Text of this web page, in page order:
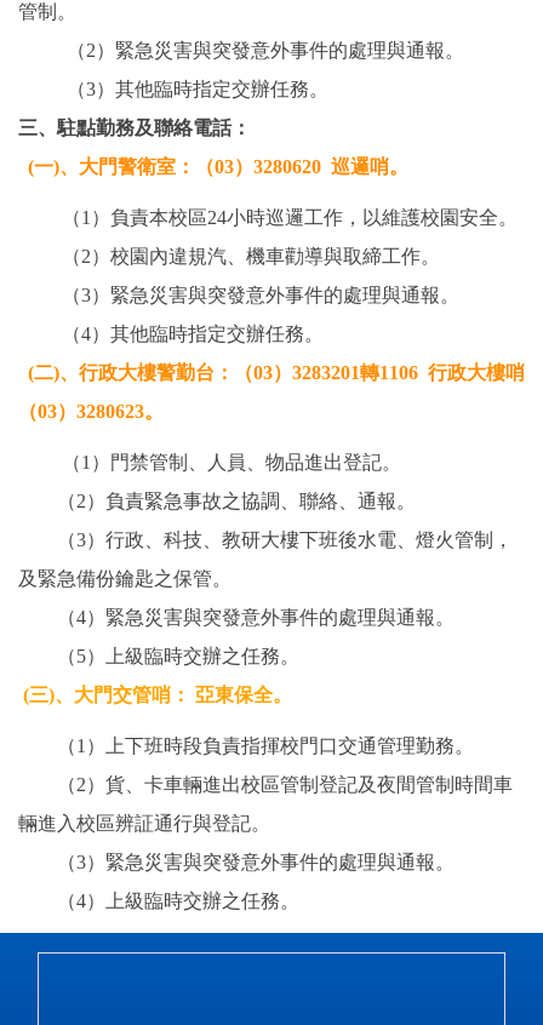
管制。
（2）緊急災害與突發意外事件的處理與通報。
（3）其他臨時指定交辦任務。
三、駐點勤務及聯絡電話：
(一)、 大門警衛室：（03）3280620 巡邏哨。
（1）負責本校區24小時巡邏工作，以維護校園安全。
（2）校園內違規汽、機車勸導與取締工作。
（3） 緊急災害與突發意外事件的處理與通報。
（4）其他臨時指定交辦任務。
(二)、 行政大樓警勤台：（03）3283201轉1106 行政大樓哨
（03）3280623。
（1）門禁管制、人員、物品進出登記。
（2）負責緊急事故之協調、聯絡、通報。
（3）行政、科技、教研大樓下班後水電、燈火管制，
及緊急備份鑰匙之保管。
（4）緊急災害與突發意外事件的處理與通報。
（5）上級臨時交辦之任務。
(三)、 大門交管哨： 亞東保全。
（1）上下班時段負責指揮校門口交通管理勤務。
（2）貨、卡車輛進出校區管制登記及夜間管制時間車
輛進入校區辨証通行與登記。
（3）緊急災害與突發意外事件的處理與通報。
（4）上級臨時交辦之任務。